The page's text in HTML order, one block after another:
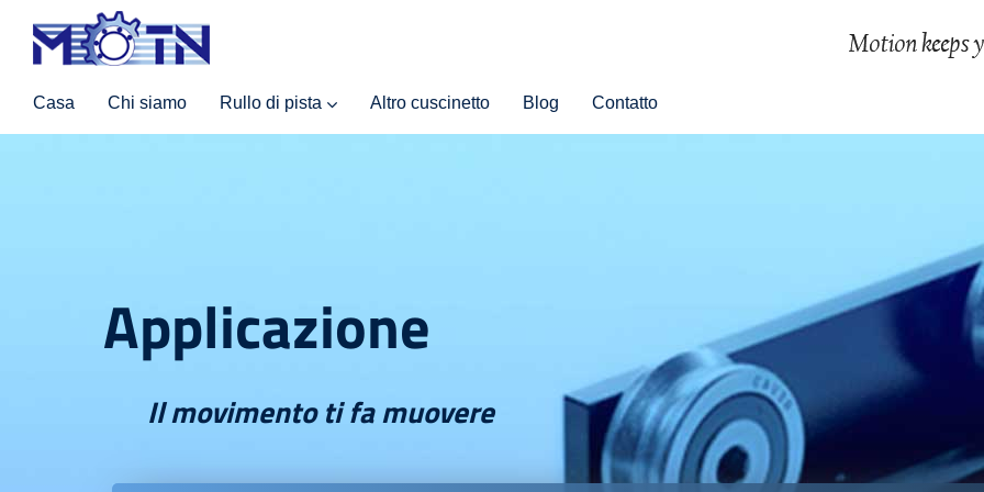
Casa Chi siamo Rullo di pista Altro cuscinetto Blog Contatto
Applicazione
Il movimento ti fa muovere